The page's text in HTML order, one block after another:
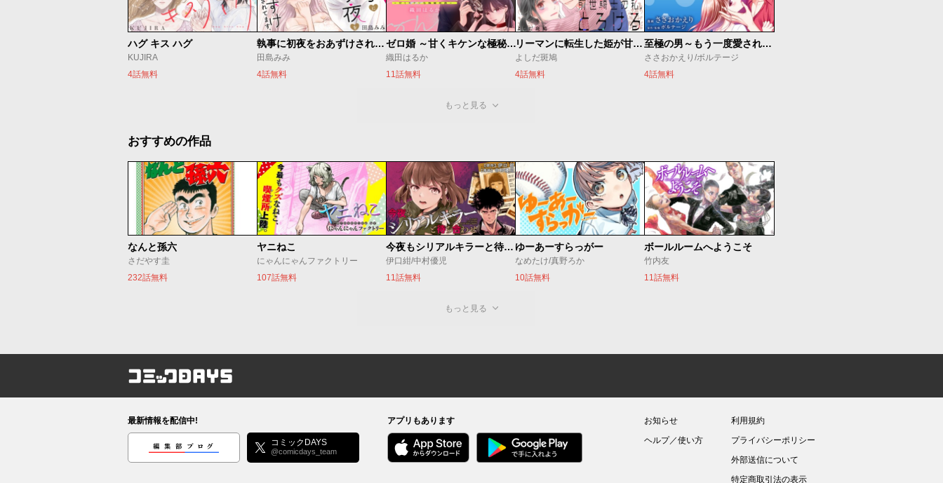
ハグ キス ハグ
KUJIRA
4話無料
執事に初夜をおあずけされてます。
田島みみ
4話無料
ゼロ婚 ～甘くキケンな極秘任務～
織田はるか
11話無料
リーマンに転生した姫が甘すぎて前世騎士の私、とろける
よしだ斑鳩
4話無料
至極の男～もう一度愛される夜
ささおかえり/ボルテージ
4話無料
もっと見る
おすすめの作品
なんと孫六
さだやす圭
232話無料
ヤニねこ
にゃんにゃんファクトリー
107話無料
今夜もシリアルキラーと待ち合わせ
伊口紺/中村優児
11話無料
ゆーあーすらっがー
なめたけ/真野ろか
10話無料
ボールルームへようこそ
竹内友
11話無料
もっと見る
コミックDAYS
最新情報を配信中!
編集部ブログ コミックDAYS
@comicdays_team
アプリもあります
お知らせ
ヘルプ／使い方
利用規約
プライバシーポリシー
外部送信について
特定商取引法の表示